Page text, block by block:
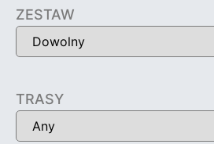
ZESTAW
TRASY